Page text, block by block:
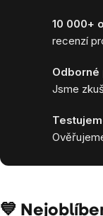
10 000+
recenzí
Jsme
💙